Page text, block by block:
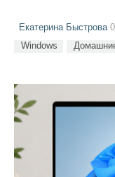
Екатерина Быстрова
Windows